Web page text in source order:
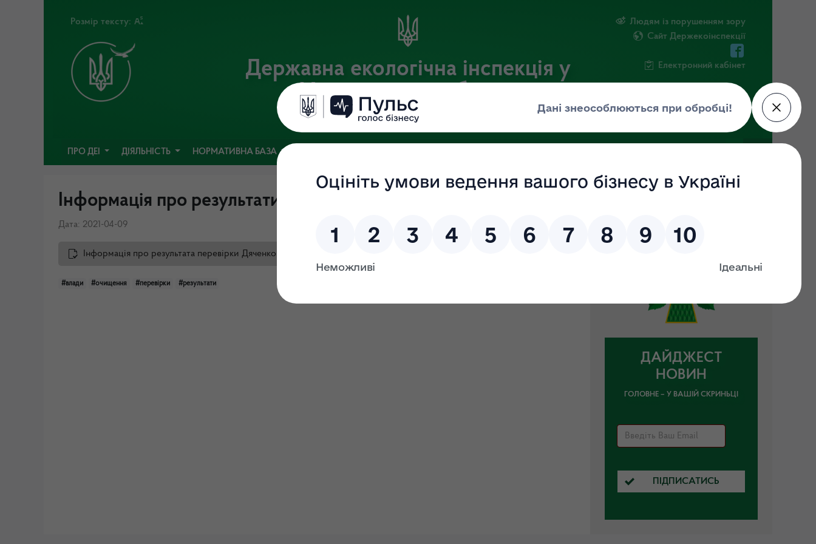
Розмір тексту:
Державна екологічна інспекція у
Хмельницькій області
Офіційний веб-портал
Людям із порушенням зору
Сайт Держекоінспекції
Електронний кабінет
ПРО ДЕІ ДІЯЛЬНІСТЬ НОРМАТИВНА БАЗА
Інформація про результати перевірки Дяченко В.В.
Дата: 2021-04-09
Інформація про результата перевірки Дяченко В..doc
#влади #очищення #перевірки #результати
ДАЙДЖЕСТ
НОВИН
ГОЛОВНЕ – У ВАШІЙ СКРИНЬЦІ
ПІДПИСАТИСЬ